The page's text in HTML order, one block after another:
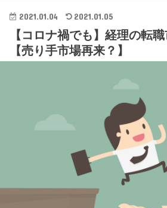
2021.01.04 2021.01.05
【コロナ禍でも】経理の転
【売り手市場再来？】